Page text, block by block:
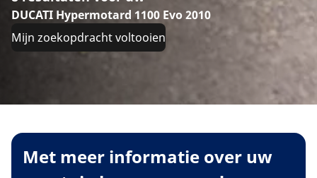
DUCATI Hypermotard 1100 Evo 2010
Mijn zoekopdracht voltooien
Met meer informatie over uw